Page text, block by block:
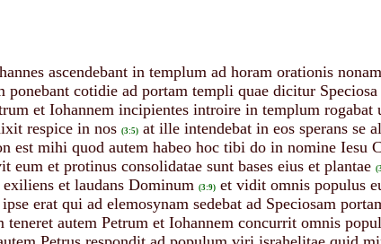
ascendebant in templum ad horam orationis nonam
ponebant cotidie ad portam templi quae dicitur
et Iohannem incipientes introire in templum rogabat
respice in nos (3:5) at ille intendebat in eos sperans se
est mihi quod autem habeo hoc tibi do in nomine Iesu
eum et protinus consolidatae sunt bases eius et plantae
et laudans Dominum (3:9) et vidit omnis populus
erat qui ad elemosynam sedebat ad Speciosam
teneret autem Petrum et Iohannem concurrit omnis